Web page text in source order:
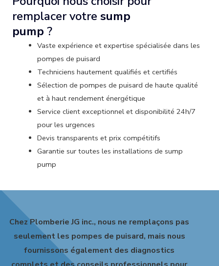
remplacer votre sump
pump ?
Vaste expérience et expertise spécialisée dans les
pompes de puisard
Techniciens hautement qualifiés et certifiés
Sélection de pompes de puisard de haute qualité
et à haut rendement énergétique
Service client exceptionnel et disponibilité 24h/7
pour les urgences
Devis transparents et prix compétitifs
Garantie sur toutes les installations de sump
pump
Chez Plomberie JG inc., nous ne remplaçons pas
seulement les pompes de puisard, mais nous
fournissons également des diagnostics